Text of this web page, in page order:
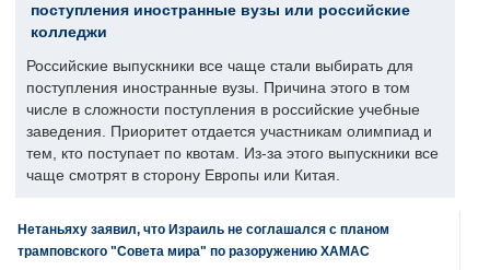
поступления иностранные вузы или российские
колледжи
Российские выпускники все чаще стали выбирать для
поступления иностранные вузы. Причина этого в том
числе в сложности поступления в российские учебные
заведения. Приоритет отдается участникам олимпиад и
тем, кто поступает по квотам. Из-за этого выпускники все
чаще смотрят в сторону Европы или Китая.
Нетаньяху заявил, что Израиль не соглашался с планом
трамповского "Совета мира" по разоружению ХАМАС